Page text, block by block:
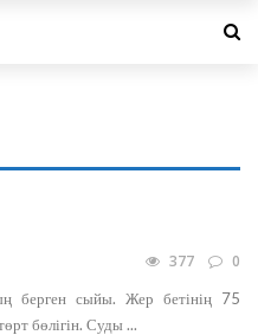
377 0
берген сыйы. Жер бетінің 75
бөлігін. Суды ...